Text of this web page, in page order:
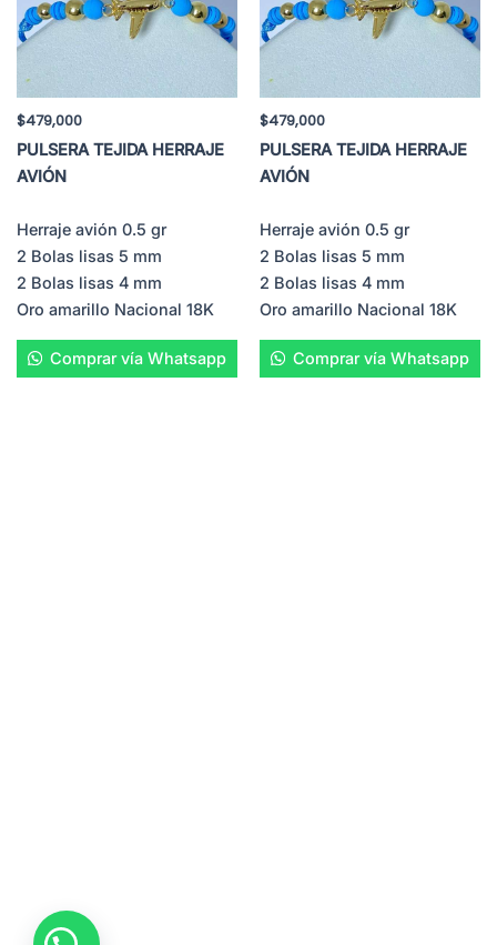
$479,000
PULSERA TEJIDA HERRAJE
AVIÓN
Herraje avión 0.5 gr
2 Bolas lisas 5 mm
2 Bolas lisas 4 mm
Oro amarillo Nacional 18K
Comprar vía Whatsapp
$479,000
PULSERA TEJIDA HERRAJE
AVIÓN
Herraje avión 0.5 gr
2 Bolas lisas 5 mm
2 Bolas lisas 4 mm
Oro amarillo Nacional 18K
Comprar vía Whatsapp